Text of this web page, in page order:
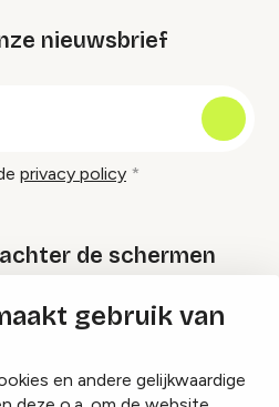
gebruik van
en andere gelijkwaardige
nieuwsbrief
privacy policy
de schermen
Specials